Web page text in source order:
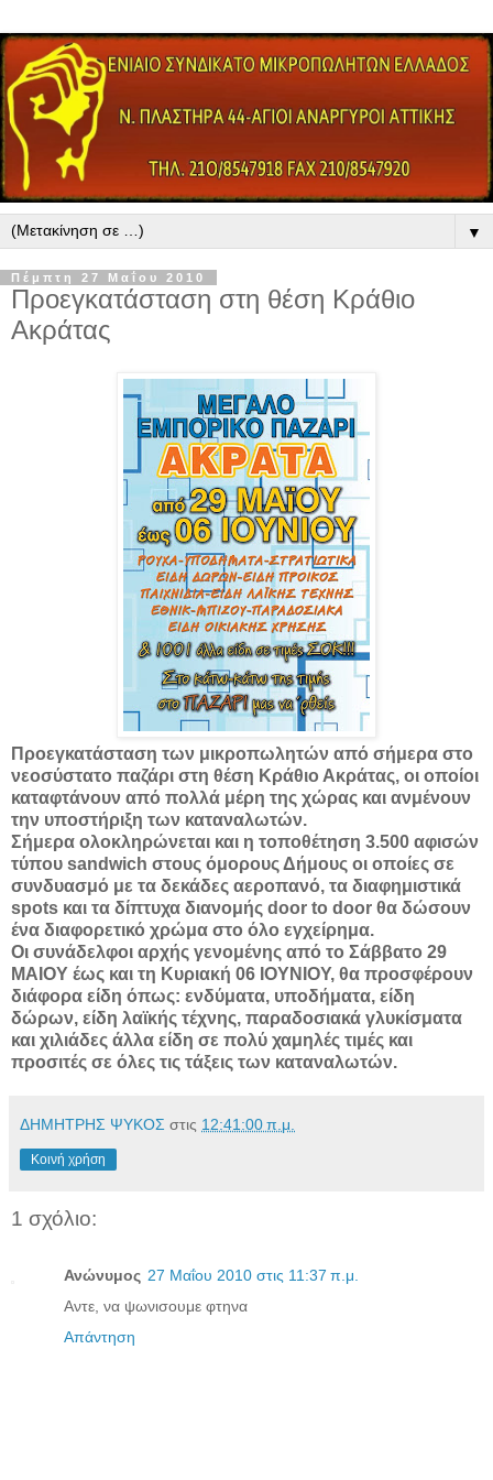
▼
Πέμπτη 27 Μαΐου 2010
Προεγκατάσταση στη θέση Κράθιο
Ακράτας
Προεγκατάσταση των μικροπωλητών από σήμερα στο
νεοσύστατο παζάρι στη θέση Κράθιο Ακράτας, οι οποίοι
καταφτάνουν από πολλά μέρη της χώρας και ανμένουν
την υποστήριξη των καταναλωτών.
Σήμερα ολοκληρώνεται και η τοποθέτηση 3.500 αφισών
τύπου sandwich στους όμορους Δήμους οι οποίες σε
συνδυασμό με τα δεκάδες αεροπανό, τα διαφημιστικά
spots και τα δίπτυχα διανομής door to door θα δώσουν
ένα διαφορετικό χρώμα στο όλο εγχείρημα.
Οι συνάδελφοι αρχής γενομένης από το Σάββατο 29
ΜΑΙΟΥ έως και τη Κυριακή 06 ΙΟΥΝΙΟΥ, θα προσφέρουν
διάφορα είδη όπως: ενδύματα, υποδήματα, είδη
δώρων, είδη λαϊκής τέχνης, παραδοσιακά γλυκίσματα
και χιλιάδες άλλα είδη σε πολύ χαμηλές τιμές και
προσιτές σε όλες τις τάξεις των καταναλωτών.
ΔΗΜΗΤΡΗΣ ΨΥΚΟΣ στις 12:41:00 π.μ.
Κοινή χρήση
1 σχόλιο:
Ανώνυμος 27 Μαΐου 2010 στις 11:37 π.μ.
Αντε, να ψωνισουμε φτηνα
Απάντηση